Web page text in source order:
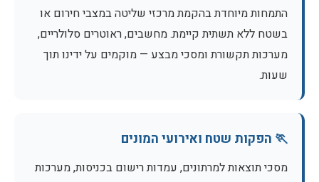
התמחות מיוחדת בהקמת מרכזי שליטה במצבי חירום או
בשטח ללא תשתית קיימת. מחשבים, ראוטרים סלולריים,
מערכות תקשורת ומסכי מבצע — מוקמים על ידינו תוך
שעות.
🏃 הפקות שטח ואירועי המונים
מסכי תוצאות למרתונים, עמדות רישום בכניסות, מערכות